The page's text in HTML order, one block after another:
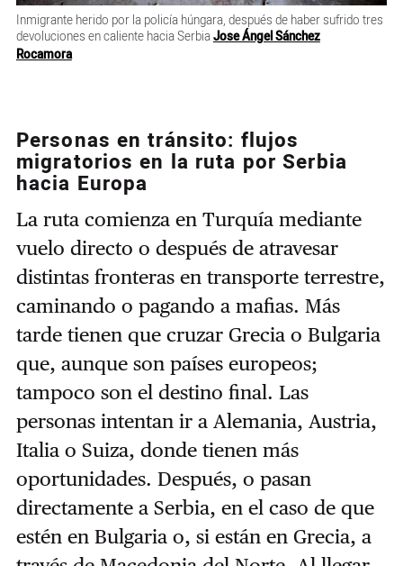
Inmigrante herido por la policía húngara, después de haber sufrido tres
devoluciones en caliente hacia SerbiaJose Ángel Sánchez
Rocamora
Personas en tránsito: flujos
migratorios en la ruta por Serbia
hacia Europa
La ruta comienza en Turquía mediante
vuelo directo o después de atravesar
distintas fronteras en transporte terrestre,
caminando o pagando a mafias. Más
tarde tienen que cruzar Grecia o Bulgaria
que, aunque son países europeos;
tampoco son el destino final. Las
personas intentan ir a Alemania, Austria,
Italia o Suiza, donde tienen más
oportunidades. Después, o pasan
directamente a Serbia, en el caso de que
estén en Bulgaria o, si están en Grecia, a